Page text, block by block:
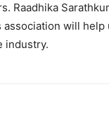
Raadhika
will
industry.